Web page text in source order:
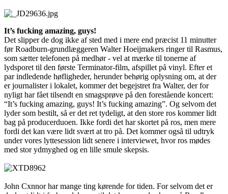
It’s fucking amazing, guys!
Det slipper de dog ikke af sted med i mere end præcist 11 minutter
før Roadburn-grundlæggeren Walter Hoeijmakers ringer til Rasmus,
som sætter telefonen på medhør - vel at mærke til tonerne af
lydsporet til den første Terminator-film, afspillet på vinyl. Efter et
par indledende høfligheder, herunder behørig oplysning om, at der
er journalister i lokalet, kommer det begejstret fra Walter, der for
nyligt har fået tilsendt en smagsprøve på den forestående koncert:
“It’s fucking amazing, guys! It’s fucking amazing”. Og selvom det
lyder som bestilt, så er det ret tydeligt, at den store ros kommer lidt
bag på producerduoen. Ikke fordi det har skortet på ros, men mere
fordi det kan være lidt svært at tro på. Det kommer også til udtryk
under vores lyttesession lidt senere i interviewet, hvor ros mødes
med stor ydmyghed og en lille smule skepsis.
John Cxnnor har mange ting kørende for tiden. For selvom det er